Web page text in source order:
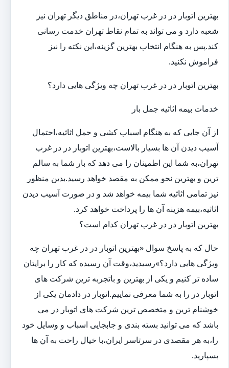
بهترین اتوبار در در غرب تهران،در مناطق دیگر تهران نیز
شعبه دارد و می تواند به تمام نقاط تهران خدمت رسانی
کند.پس به هنگام انتخاب بهترین گزینه،این نکته را نیز
فراموش نکنید.
بهترین اتوبار در در غرب تهران چه ویژگی هایی دارد؟
خدمات بیمه اثاثیه جمل بار
از آن جایی که به هنگام اسباب کشی و حمل اثاثیه،احتمال
آسیب دیدن آن ها بسیار بالاست،بهترین اتوبار در در غرب
تهران،به شما این اطمینان را می دهد که بار شما به سالم
ترین و بهترین نحو ممکن به مقصد خواهد رسید.بدین منظور
نیز تمامی اثاثیه شما بیمه خواهد شد و در صورت آسیب دیدن
اثاثیه،بیمه هزینه آن ها را پرداخت خواهد کرد.
بهترین اتوبار در در غرب تهران کدام است؟
حال که به پاسخ سوال «بهترین اتوبار در در غرب تهران چه
ویژگی هایی دارد؟»رسیدید،وقت آن رسیده که کار را برایتان
ساده تر کنیم و یکی از بهترین و باتجربه ترین شرکت های
اتوبار در را به شما معرفی نماییم.اتوبار در دادمان یکی از
خوشنام ترین و متخصص ترین شرکت های اتوبار در می
باشد که می توانید بسته بندی و جابجایی اسباب و وسایل خود
را،به هر مقصدی در سرتاسر ایران،با خیال راحت به آن ها
بسپارید.